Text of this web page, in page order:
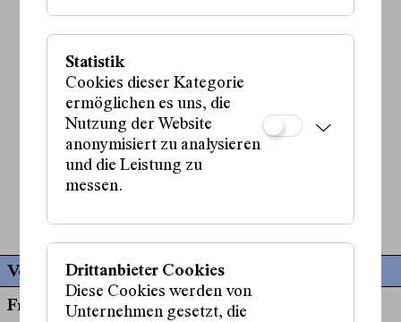
Weitere Informationen untergeldistklasse.com
Schauspiel:
Volker Lösch
Marlene Reiter
Mitarbeit Regie:
Therese Lösch
Kostüme:
Teresa Grosser
Vergangene Termine
Fr, 25. Oktober, 20:00 Uhr
Statistik
Cookies dieser Kategorie
ermöglichen es uns, die
Nutzung der Website
anonymisiert zu analysieren
und die Leistung zu
messen.
Drittanbieter Cookies
Diese Cookies werden von
Unternehmen gesetzt, die